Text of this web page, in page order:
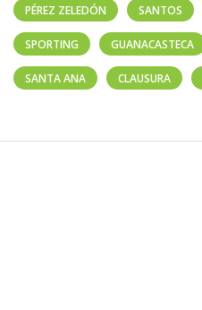
PÉREZ ZELEDÓN SANTOS
SPORTING GUANACASTECA
SANTA ANA CLAUSURA